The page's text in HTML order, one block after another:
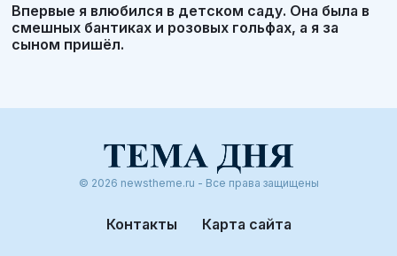
Впервые я влюбился в детском саду. Она была в
смешных бантиках и розовых гольфах, а я за
сыном пришёл.
© 2026 newstheme.ru - Все права защищены
Контакты Карта сайта